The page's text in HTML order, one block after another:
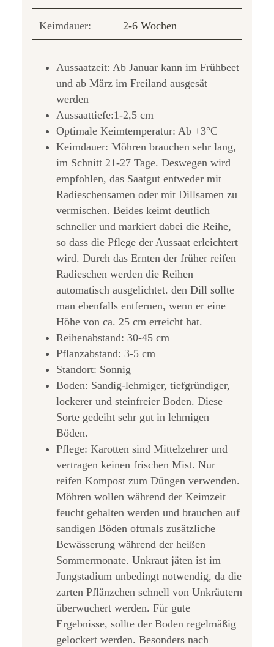
Keimdauer: 2-6 Wochen
Aussaatzeit: Ab Januar kann im Frühbeet
und ab März im Freiland ausgesät
werden
Aussaattiefe:1-2,5 cm
Optimale Keimtemperatur: Ab +3°C
Keimdauer: Möhren brauchen sehr lang,
im Schnitt 21-27 Tage. Deswegen wird
empfohlen, das Saatgut entweder mit
Radieschensamen oder mit Dillsamen zu
vermischen. Beides keimt deutlich
schneller und markiert dabei die Reihe,
so dass die Pflege der Aussaat erleichtert
wird. Durch das Ernten der früher reifen
Radieschen werden die Reihen
automatisch ausgelichtet. den Dill sollte
man ebenfalls entfernen, wenn er eine
Höhe von ca. 25 cm erreicht hat.
Reihenabstand: 30-45 cm
Pflanzabstand: 3-5 cm
Standort: Sonnig
Boden: Sandig-lehmiger, tiefgründiger,
lockerer und steinfreier Boden. Diese
Sorte gedeiht sehr gut in lehmigen
Böden.
Pflege: Karotten sind Mittelzehrer und
vertragen keinen frischen Mist. Nur
reifen Kompost zum Düngen verwenden.
Möhren wollen während der Keimzeit
feucht gehalten werden und brauchen auf
sandigen Böden oftmals zusätzliche
Bewässerung während der heißen
Sommermonate. Unkraut jäten ist im
Jungstadium unbedingt notwendig, da die
zarten Pflänzchen schnell von Unkräutern
überwuchert werden. Für gute
Ergebnisse, sollte der Boden regelmäßig
gelockert werden. Besonders nach